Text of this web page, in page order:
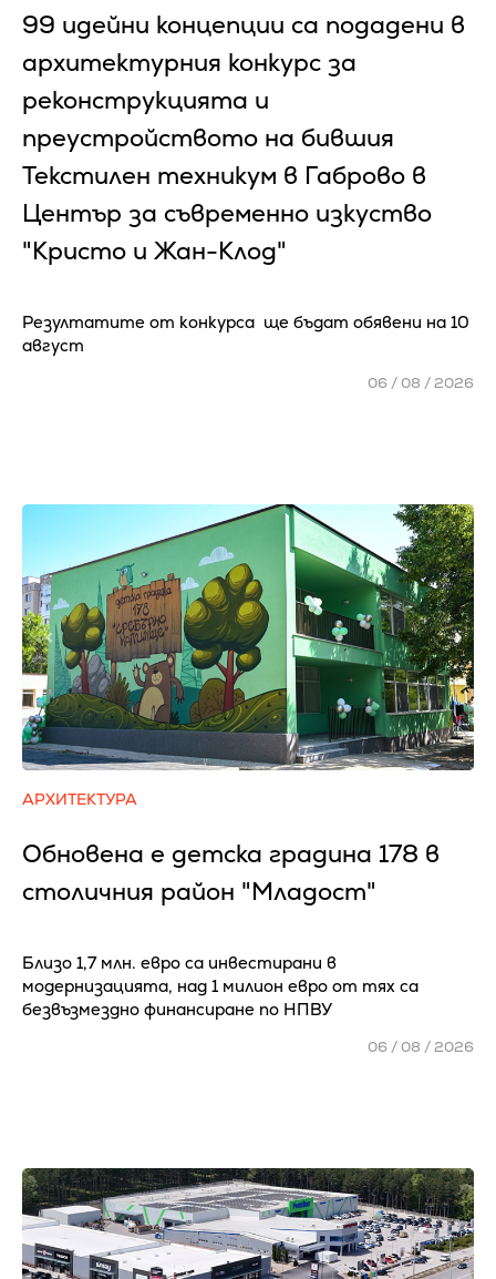
99 идейни концепции са подадени в
архитектурния конкурс за
реконструкцията и
преустройството на бившия
Текстилен техникум в Габрово в
Център за съвременно изкуство
"Кристо и Жан-Клод"
Резултатите от конкурса ще бъдат обявени на 10
август
06 / 08 / 2026
АРХИТЕКТУРА
Обновена е детска градина 178 в
столичния район "Младост"
Близо 1,7 млн. евро са инвестирани в
модернизацията, над 1 милион евро от тях са
безвъзмездно финансиране по НПВУ
06 / 08 / 2026